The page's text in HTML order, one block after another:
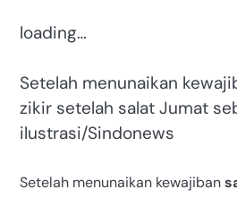
loading…
Setelah menunaikan
zikir setelah salat Jumat
ilustrasi/Sindonews
Setelah menunaikan kewajiban